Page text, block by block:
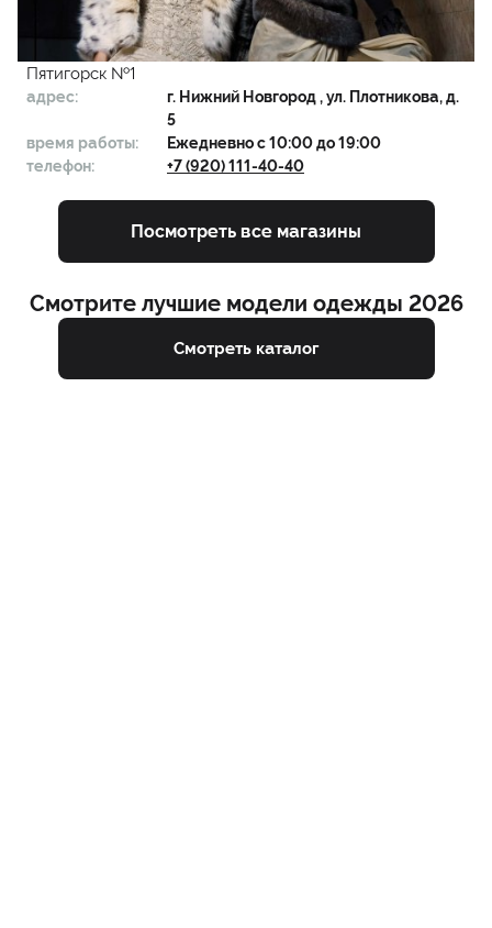
Пятигорск №1
адрес: г. Нижний Новгород, ул. Плотникова, д.
5
время работы:
Ежедневно с 10:00 до 19:00
телефон:
+7 (920) 111-40-40
Посмотреть все магазины
Смотрите лучшие модели одежды 2026
Смотреть каталог